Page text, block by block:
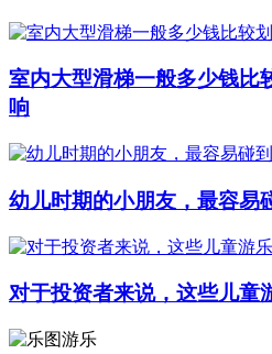
室内大型滑梯一般多少钱比
响
幼儿时期的小朋友，最容易
对于投资者来说，这些儿童